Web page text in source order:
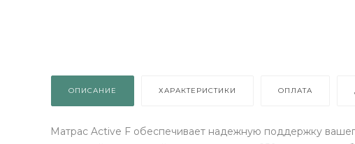
ОПИСАНИЕ ХАРАКТЕРИСТИКИ ОПЛАТА
Матрас Active F обеспечивает надежную поддержку
просто